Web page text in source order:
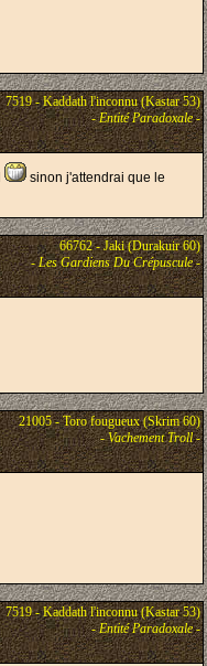
7519 - Kaddath l'inconnu (Kastar 53)
-Entité Paradoxale-
sinon j'attendrai que le
66762 - Jaki (Durakuir 60)
-Les Gardiens Du Crépuscule-
21005 - Toro fougueux (Skrim 60)
-Vachement Troll-
7519 - Kaddath l'inconnu (Kastar 53)
-Entité Paradoxale-